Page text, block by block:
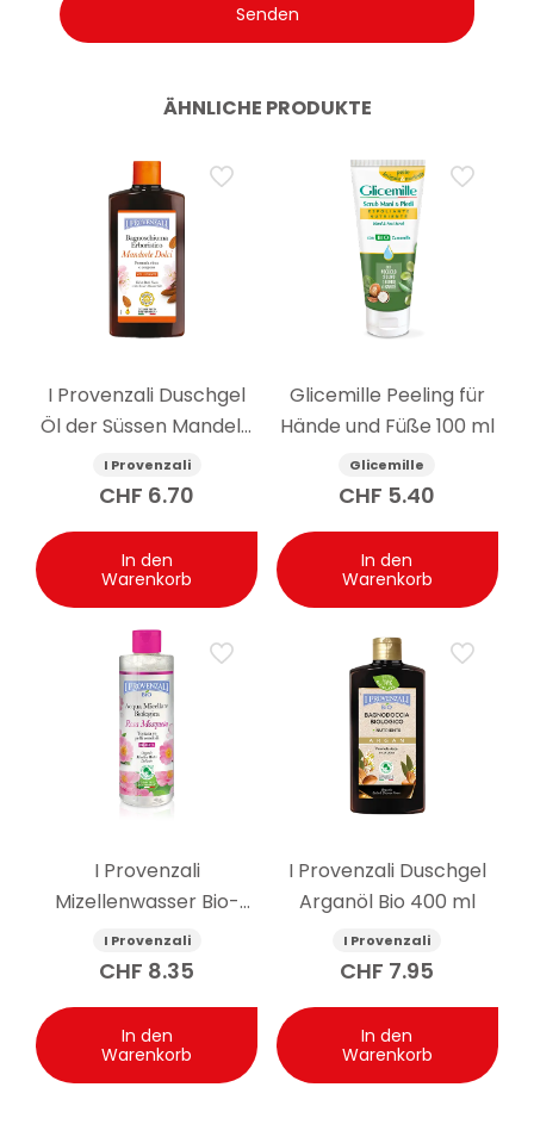
ÄHNLICHE PRODUKTE
I Provenzali Duschgel
Öl der Süssen Mandeln
400 ml
I Provenzali
CHF 6.70
In den
Warenkorb
Glicemille Peeling für
Hände und Füße 100 ml
Glicemille
CHF 5.40
In den
Warenkorb
I Provenzali
Mizellenwasser Bio-
Rosenmuskatnuss 400
ml
I Provenzali
CHF 8.35
In den
Warenkorb
I Provenzali Duschgel
Arganöl Bio 400 ml
I Provenzali
CHF 7.95
In den
Warenkorb